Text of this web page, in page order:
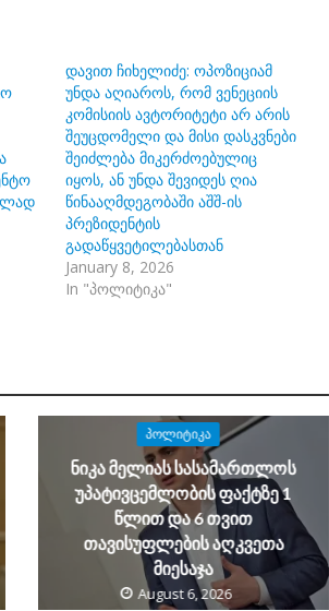
დავით ჩიხელიძე: ოპოზიციამ
უნდა აღიაროს, რომ ვენეციის
კომისიის ავტორიტეტი არ არის
შეუცდომელი და მისი დასკვნები
შეიძლება მიკერძოებულიც
იყოს, ან უნდა შევიდეს ღია
წინააღმდეგობაში აშშ-ის
პრეზიდენტის
გადაწყვეტილებასთან
January 8, 2026
In "პოლიტიკა"
ᲞᲝᲚᲘᲢᲘᲙᲐ
ნიკა მელიას სასამართლოს
უპატივცემლობის ფაქტზე 1
წლით და 6 თვით
თავისუფლების აღკვეთა
მიესაჯა
August 6, 2026